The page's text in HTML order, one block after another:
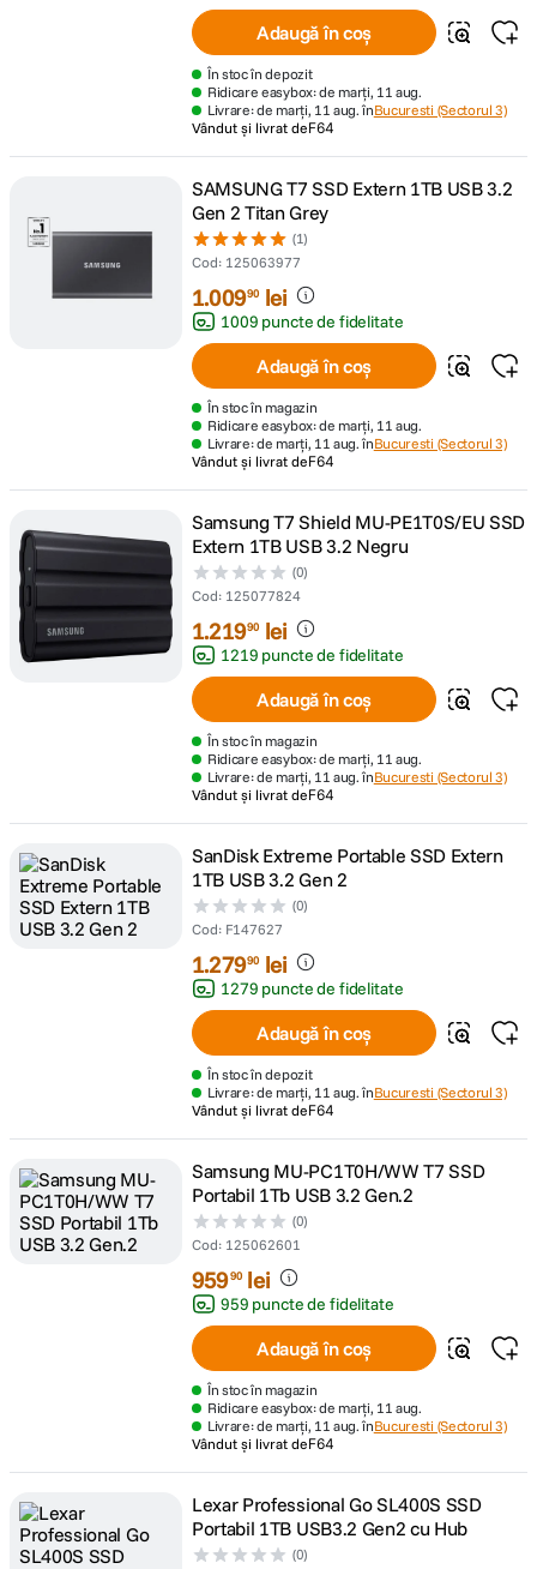
Adaugă în coș
În stoc în depozit
Ridicare easybox: de marți, 11 aug.
Livrare: de marți, 11 aug. înBucuresti (Sectorul 3)
Vândut și livrat deF64
SAMSUNG T7 SSD Extern 1TB USB 3.2
Gen 2 Titan Grey
(1)
Cod: 125063977
1.00990 lei
1009 puncte de fidelitate
Adaugă în coș
În stoc în magazin
Ridicare easybox: de marți, 11 aug.
Livrare: de marți, 11 aug. înBucuresti (Sectorul 3)
Vândut și livrat deF64
Samsung T7 Shield MU-PE1T0S/EU SSD
Extern 1TB USB 3.2 Negru
(0)
Cod: 125077824
1.21990 lei
1219 puncte de fidelitate
Adaugă în coș
În stoc în magazin
Ridicare easybox: de marți, 11 aug.
Livrare: de marți, 11 aug. înBucuresti (Sectorul 3)
Vândut și livrat deF64
SanDisk Extreme Portable SSD Extern
1TB USB 3.2 Gen 2
(0)
Cod: F147627
1.27990 lei
1279 puncte de fidelitate
Adaugă în coș
În stoc în depozit
Livrare: de marți, 11 aug. înBucuresti (Sectorul 3)
Vândut și livrat deF64
Samsung MU-PC1T0H/WW T7 SSD
Portabil 1Tb USB 3.2 Gen.2
(0)
Cod: 125062601
95990 lei
959 puncte de fidelitate
Adaugă în coș
În stoc în magazin
Ridicare easybox: de marți, 11 aug.
Livrare: de marți, 11 aug. înBucuresti (Sectorul 3)
Vândut și livrat deF64
Lexar Professional Go SL400S SSD
Portabil 1TB USB3.2 Gen2 cu Hub
(0)